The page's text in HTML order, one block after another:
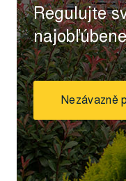
Regulujte
Nezávazně